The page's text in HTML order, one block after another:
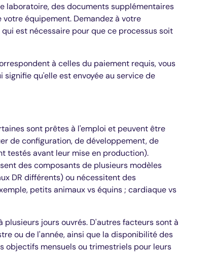
laboratoire, des documents supplémentaires
équipement. Demandez à votre
est nécessaire pour que ce processus soit
à celles du paiement requis, vous
signifie qu'elle est envoyée au service de
sont prêtes à l'emploi et peuvent être
de configuration, de développement, de
testés avant leur mise en production).
des composants de plusieurs modèles
DR différents) ou nécessitent des
petits animaux vs équins ; cardiaque vs
jours ouvrés. D'autres facteurs sont à
ou de l'année, ainsi que la disponibilité des
objectifs mensuels ou trimestriels pour leurs